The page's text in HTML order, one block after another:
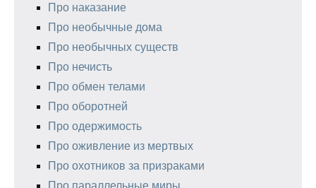
Про наказание
Про необычные дома
Про необычных существ
Про нечисть
Про обмен телами
Про оборотней
Про одержимость
Про оживление из мертвых
Про охотников за призраками
Про параллельные миры